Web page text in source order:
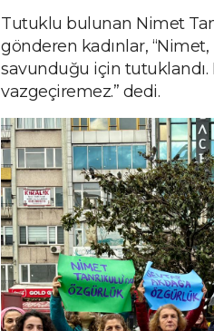
Tutuklu bulunan Nimet
gönderen kadınlar, “Nimet,
savunduğu için tutuklandı.
vazgeçiremez.” dedi.